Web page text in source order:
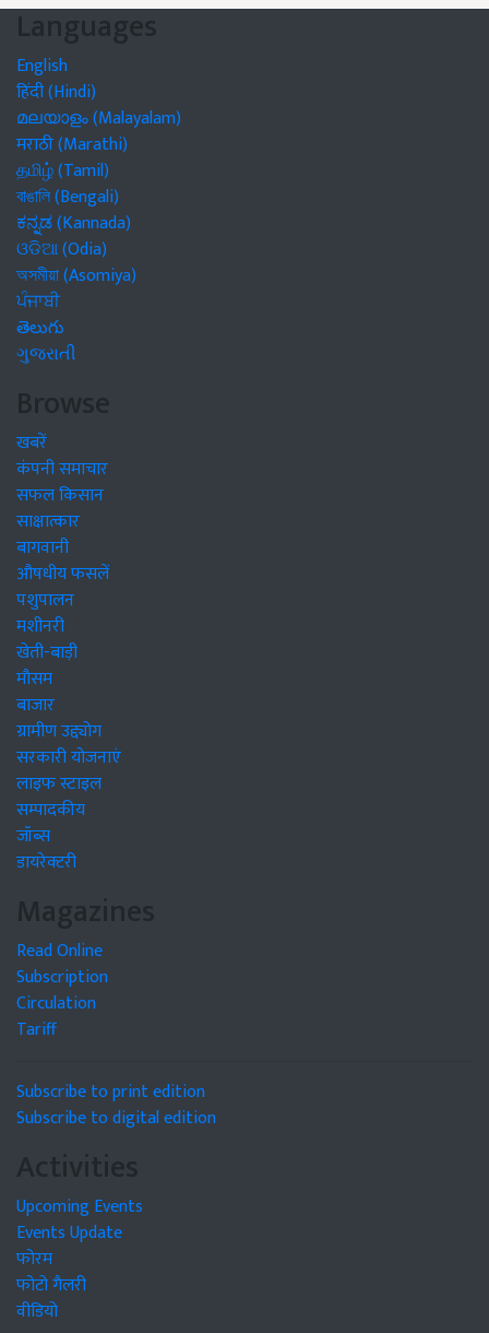
Languages
English
हिंदी (Hindi)
മലയാളം (Malayalam)
मराठी (Marathi)
தமிழ் (Tamil)
বাঙালি (Bengali)
ಕನ್ನಡ (Kannada)
ଓଡିଆ (Odia)
অসমীয়া (Asomiya)
ਪੰਜਾਬੀ
తెలుగు
ગુજરાતી
Browse
खबरें
कंपनी समाचार
सफल किसान
साक्षात्कार
बागवानी
औषधीय फसलें
पशुपालन
मशीनरी
खेती-बाड़ी
मौसम
बाजार
ग्रामीण उद्द्योग
सरकारी योजनाएं
लाइफ स्टाइल
सम्पादकीय
जॉब्स
डायरेक्टरी
Magazines
Read Online
Subscription
Circulation
Tariff
Subscribe to print edition
Subscribe to digital edition
Activities
Upcoming Events
Events Update
फोरम
फोटो गैलरी
वीडियो